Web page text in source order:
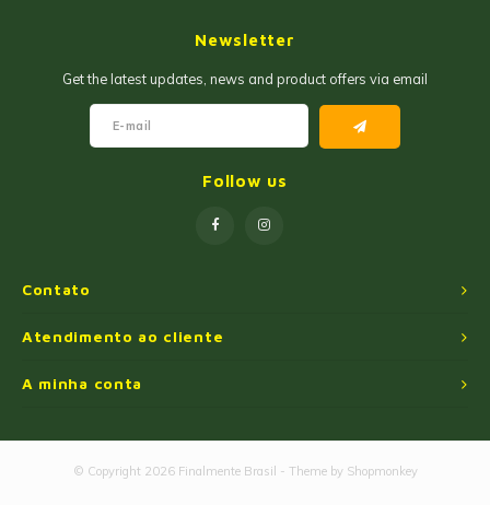
Contato
Newsletter
Get the latest updates, news and product offers via email
Follow us
Atendimento ao cliente
A minha conta
© Copyright 2026 Finalmente Brasil - Theme by Shopmonkey